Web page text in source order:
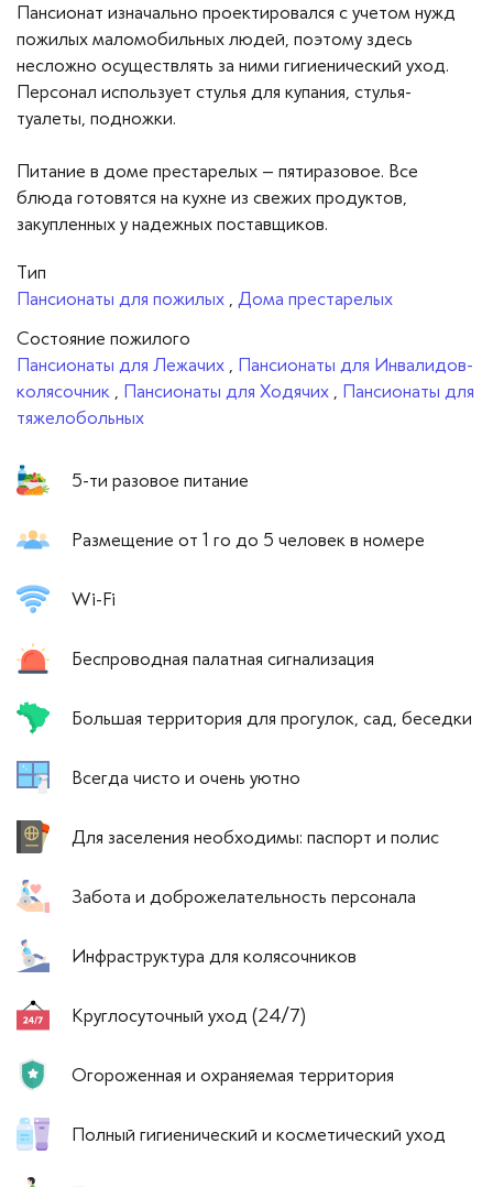
Пансионат изначально проектировался с учетом нужд
пожилых маломобильных людей, поэтому здесь
несложно осуществлять за ними гигиенический уход.
Персонал использует стулья для купания, стулья-
туалеты, подножки.
Питание в доме престарелых – пятиразовое. Все
блюда готовятся на кухне из свежих продуктов,
закупленных у надежных поставщиков.
Тип
Пансионаты для пожилых , Дома престарелых
Cостояние пожилого
Пансионаты для Лежачих , Пансионаты для Инвалидов-
колясочник , Пансионаты для Ходячих , Пансионаты для
тяжелобольных
5-ти разовое питание
Размещение от 1 го до 5 человек в номере
Wi-Fi
Беспроводная палатная сигнализация
Большая территория для прогулок, сад, беседки
Всегда чисто и очень уютно
Для заселения необходимы: паспорт и полис
Забота и доброжелательность персонала
Инфраструктура для колясочников
Круглосуточный уход (24/7)
Огороженная и охраняемая территория
Полный гигиенический и косметический уход